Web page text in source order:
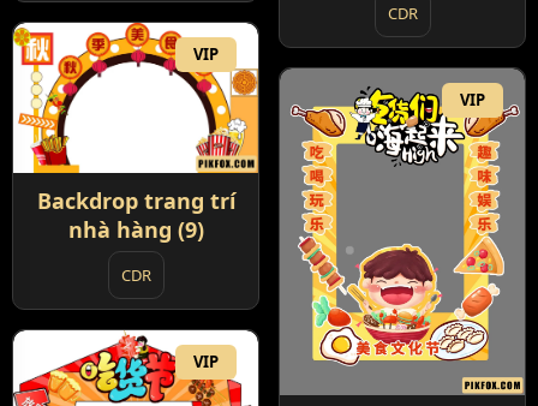
CDR
VIP
Backdrop trang trí
nhà hàng (9)
CDR
VIP
VIP